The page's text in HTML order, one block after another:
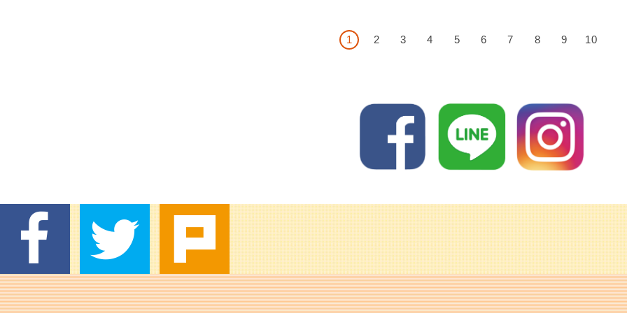
1 2 3 4 5 6 7 8 9 10